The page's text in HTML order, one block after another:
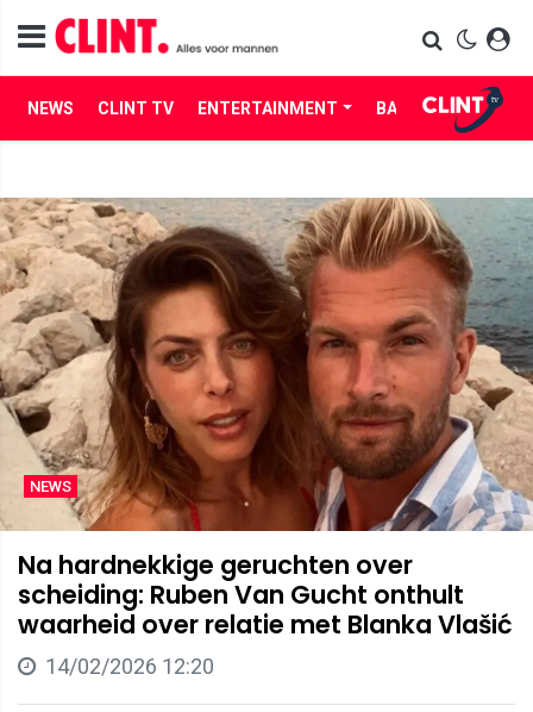
NEWS CLINT TV ENTERTAINMENT BABES LIFE
NEWS
Na hardnekkige geruchten over
scheiding: Ruben Van Gucht onthult
waarheid over relatie met Blanka Vlašić
14/02/2026 12:20